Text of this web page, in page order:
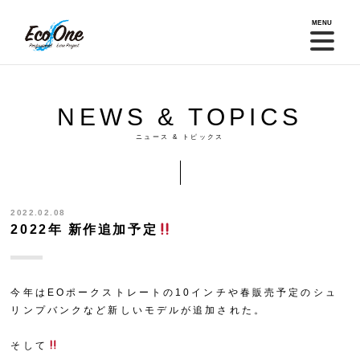
MENU
NEWS & TOPICS
ニュース & トピックス
2022.02.08
2022年 新作追加予定
今年はEOポークストレートの10インチや春販売予定のシュ
リンプバンクなど新しいモデルが追加された。
そして